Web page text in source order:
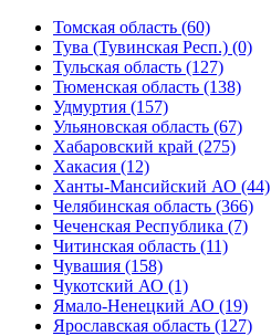
Томская область (60)
Тува (Тувинская Респ.) (0)
Тульская область (127)
Тюменская область (138)
Удмуртия (157)
Ульяновская область (67)
Хабаровский край (275)
Хакасия (12)
Ханты-Мансийский АО (44)
Челябинская область (366)
Чеченская Республика (7)
Читинская область (11)
Чувашия (158)
Чукотский АО (1)
Ямало-Ненецкий АО (19)
Ярославская область (127)